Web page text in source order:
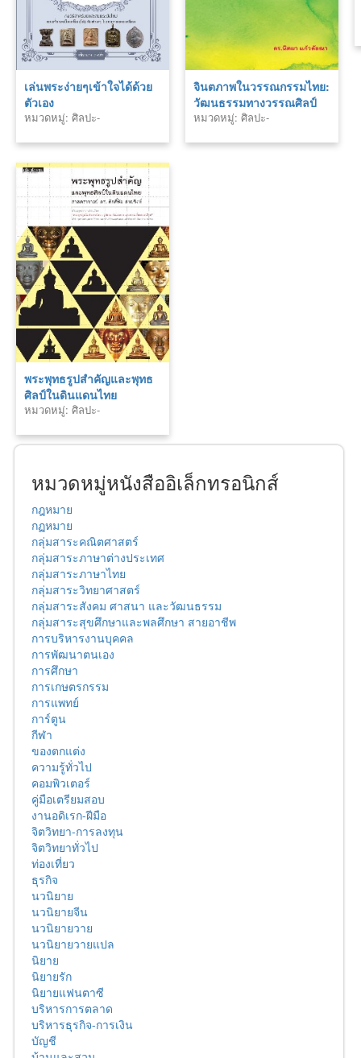
เล่นพระง่ายๆเข้าใจได้ด้วย
ตัวเอง
หมวดหมู่: ศิลปะ-
จินตภาพในวรรณกรรมไทย:
วัฒนธรรมทางวรรณศิลป์
การสืบสรรค์ และแนวทาง
หมวดหมู่: ศิลปะ-
พระพุทธรูปสำคัญและพุทธ
ศิลป์ในดินแดนไทย
หมวดหมู่: ศิลปะ-
หมวดหมู่หนังสืออิเล็กทรอนิกส์
กฎหมาย
กฏหมาย
กลุ่มสาระคณิตศาสตร์
กลุ่มสาระภาษาต่างประเทศ
กลุ่มสาระภาษาไทย
กลุ่มสาระวิทยาศาสตร์
กลุ่มสาระสังคม ศาสนา และวัฒนธรรม
กลุ่มสาระสุขศึกษาและพลศึกษา สายอาชีพ
การบริหารงานบุคคล
การพัฒนาตนเอง
การศึกษา
การเกษตรกรรม
การแพทย์
การ์ตูน
กีฬา
ของตกแต่ง
ความรู้ทั่วไป
คอมพิวเตอร์
คู่มือเตรียมสอบ
งานอดิเรก-ฝีมือ
จิตวิทยา-การลงทุน
จิตวิทยาทั่วไป
ท่องเที่ยว
ธุรกิจ
นวนิยาย
นวนิยายจีน
นวนิยายวาย
นวนิยายวายแปล
นิยาย
นิยายรัก
นิยายแฟนตาซี
บริหารการตลาด
บริหารธุรกิจ-การเงิน
บัญชี